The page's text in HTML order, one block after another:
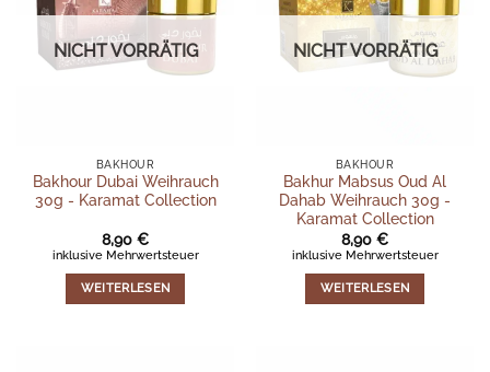
NICHT VORRÄTIG
BAKHOUR
Bakhour Dubai Weihrauch
30g - Karamat Collection
8,90 €
inklusive Mehrwertsteuer
WEITERLESEN
NICHT VORRÄTIG
BAKHOUR
Bakhur Mabsus Oud Al
Dahab Weihrauch 30g -
Karamat Collection
8,90 €
inklusive Mehrwertsteuer
WEITERLESEN